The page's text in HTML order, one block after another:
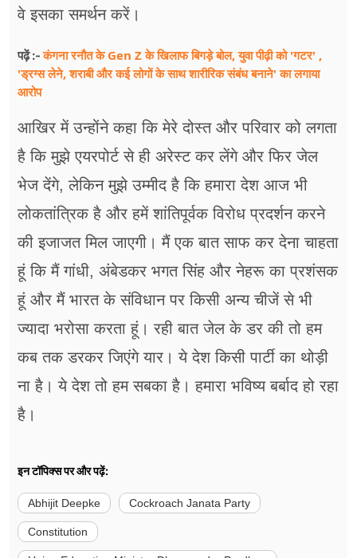
वे इसका समर्थन करें।
पढ़ें :-कंगना रनौत के Gen Z के खिलाफ बिगड़े बोल, युवा पीढ़‍ी को 'गटर' ,
'ड्रग्स लेने, शराबी और कई लोगों के साथ शारीरिक संबंध बनाने' का लगाया
आरोप
आखिर में उन्होंने कहा कि मेरे दोस्त और परिवार को लगता
है कि मुझे एयरपोर्ट से ही अरेस्ट कर लेंगे और फिर जेल
भेज देंगे, लेकिन मुझे उम्मीद है कि हमारा देश आज भी
लोकतांत्रिक है और हमें शांतिपूर्वक विरोध प्रदर्शन करने
की इजाजत मिल जाएगी। मैं एक बात साफ कर देना चाहता
हूं कि मैं गांधी, अंबेडकर भगत सिंह और नेहरू का प्रशंसक
हूं और मैं भारत के संविधान पर किसी अन्य चीजें से भी
ज्यादा भरोसा करता हूं। रही बात जेल के डर की तो हम
कब तक डरकर जिएंगे यार। ये देश किसी पार्टी का थोड़ी
ना है। ये देश तो हम सबका है। हमारा भविष्य बर्बाद हो रहा
है।
इन टॉपिक्स पर और पढ़ें:
Abhijit Deepke Cockroach Janata Party
Constitution